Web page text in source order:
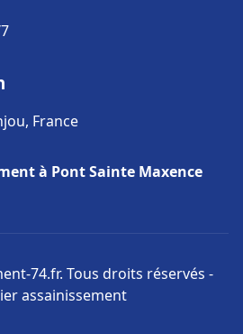
France
à Pont Sainte Maxence
74.fr. Tous droits réservés -
assainissement